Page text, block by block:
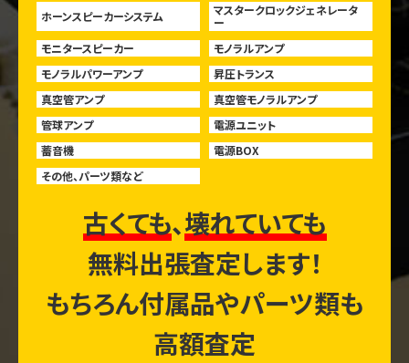
ホーンスピーカーシステム
マスタークロックジェネレータ
ー
モニタースピーカー
モノラルアンプ
モノラルパワーアンプ
昇圧トランス
真空管アンプ
真空管モノラルアンプ
管球アンプ
電源ユニット
蓄音機
電源BOX
その他、パーツ類など
古くても、壊れていても
無料出張査定します！
もちろん付属品やパーツ類も
高額査定